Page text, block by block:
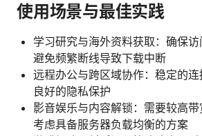
使用场景与最佳实践
学习研究与海外资料获取：确保访
避免频繁断线导致下载中断
远程办公与跨区域协作：稳定的连
良好的隐私保护
影音娱乐与内容解锁：需要较高
考虑具备服务器负载均衡的方案